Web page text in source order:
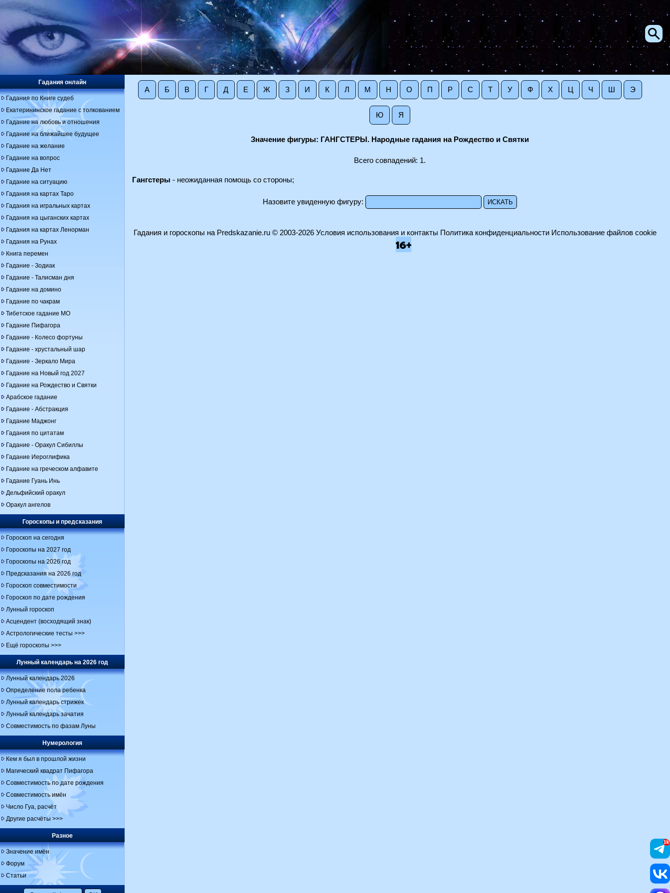
А Б В Г Д Е Ж З И К Л М Н О П Р С Т У Ф Х Ц Ч Ш Э
Ю Я
Значение фигуры: ГАНГСТЕРЫ. Народные гадания на Рождество и Святки
Всего совпадений: 1.
Гангстеры - неожиданная помощь со стороны;
Назовите увиденную фигуру:
Гадания онлайн
Гадания по Книге судеб
Екатерининское гадание с толкованием
Гадание на любовь и отношения
Гадание на ближайшее будущее
Гадание на желание
Гадание на вопрос
Гадание Да Нет
Гадание на ситуацию
Гадания на картах Таро
Гадания на игральных картах
Гадания на цыганских картах
Гадания на картах Ленорман
Гадания на Рунах
Книга перемен
Гадание - Зодиак
Гадание - Талисман дня
Гадание на домино
Гадание по чакрам
Тибетское гадание МО
Гадание Пифагора
Гадание - Колесо фортуны
Гадание - хрустальный шар
Гадание - Зеркало Мира
Гадание на Новый год 2027
Гадание на Рождество и Святки
Арабское гадание
Гадание - Абстракция
Гадание Маджонг
Гадания по цитатам
Гадание - Оракул Сибиллы
Гадание Иероглифика
Гадание на греческом алфавите
Гадание Гуань Инь
Дельфийский оракул
Оракул ангелов
Гороскопы и предсказания
Гороскоп на сегодня
Гороскопы на 2027 год
Гороскопы на 2026 год
Предсказания на 2026 год
Гороскоп совместимости
Гороскоп по дате рождения
Лунный гороскоп
Асцендент (восходящий знак)
Астрологические тесты >>>
Ещё гороскопы >>>
Лунный календарь на 2026 год
Лунный календарь 2026
Определение пола ребенка
Лунный календарь стрижек
Лунный календарь зачатия
Совместимость по фазам Луны
Нумерология
Кем я был в прошлой жизни
Магический квадрат Пифагора
Совместимость по дате рождения
Совместимость имён
Число Гуа, расчёт
Другие расчёты >>>
Разное
Значение имён
Форум
Статьи
Гадания и гороскопы на Predskazanie.ru© 2003-2026 Условия использования и контакты Политика конфиденциальности Использование файлов cookie